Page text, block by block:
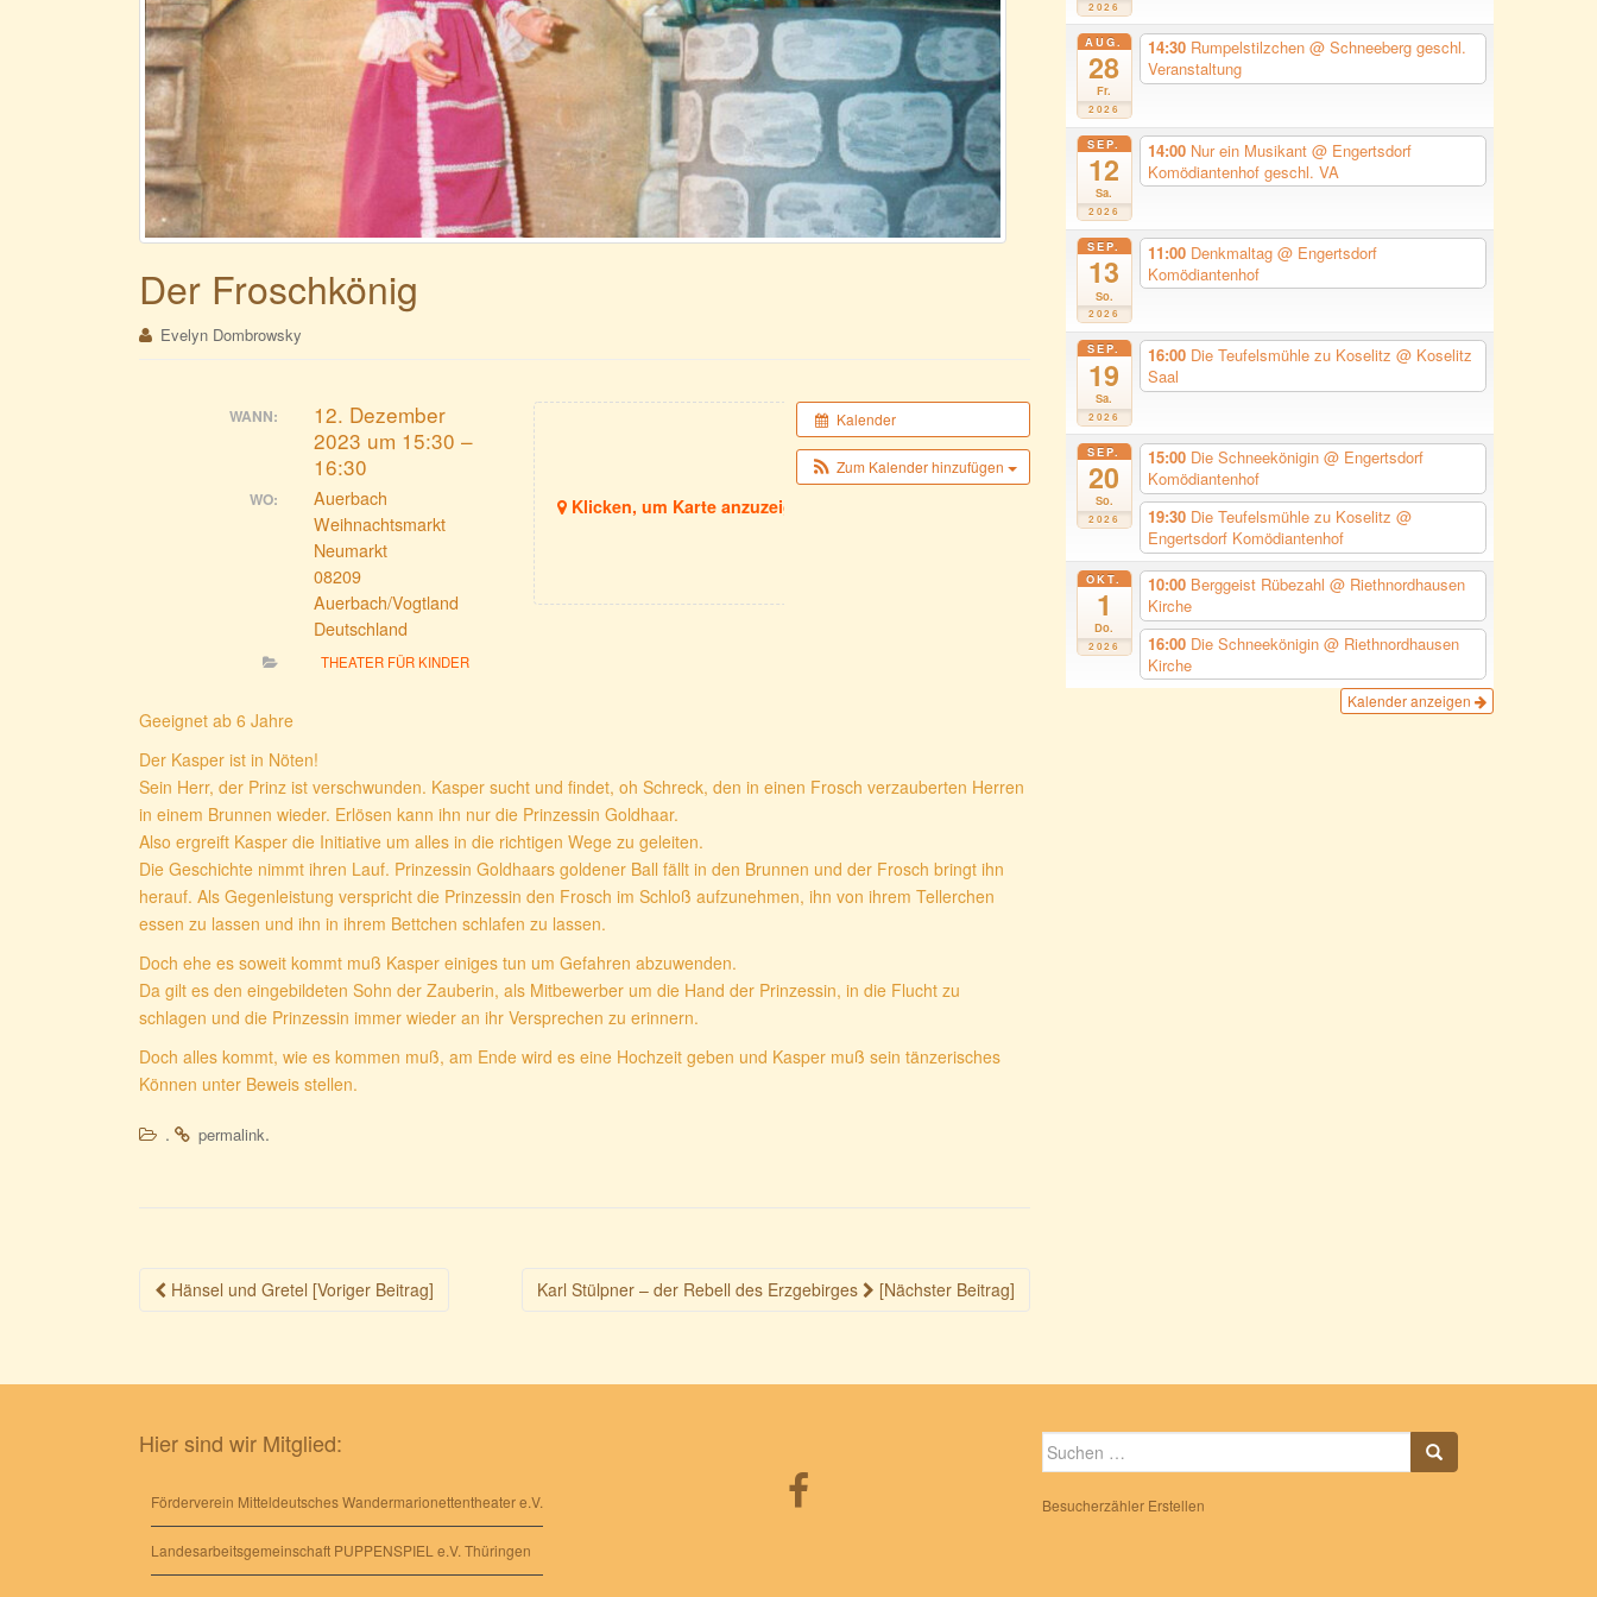
Der Froschkönig
Evelyn Dombrowsky
Kalender
Zum Kalender hinzufügen
Klicken, um Karte anzuzeigen
WANN:
12. Dezember
2023 um 15:30 –
16:30
WO:
Auerbach
Weihnachtsmarkt
Neumarkt
08209
Auerbach/Vogtland
Deutschland
THEATER FÜR KINDER
Geeignet ab 6 Jahre
Der Kasper ist in Nöten!
Sein Herr, der Prinz ist verschwunden. Kasper sucht und findet, oh Schreck, den in einen Frosch verzauberten Herren
in einem Brunnen wieder. Erlösen kann ihn nur die Prinzessin Goldhaar.
Also ergreift Kasper die Initiative um alles in die richtigen Wege zu geleiten.
Die Geschichte nimmt ihren Lauf. Prinzessin Goldhaars goldener Ball fällt in den Brunnen und der Frosch bringt ihn
herauf. Als Gegenleistung verspricht die Prinzessin den Frosch im Schloß aufzunehmen, ihn von ihrem Tellerchen
essen zu lassen und ihn in ihrem Bettchen schlafen zu lassen.
Doch ehe es soweit kommt muß Kasper einiges tun um Gefahren abzuwenden.
Da gilt es den eingebildeten Sohn der Zauberin, als Mitbewerber um die Hand der Prinzessin, in die Flucht zu
schlagen und die Prinzessin immer wieder an ihr Versprechen zu erinnern.
Doch alles kommt, wie es kommen muß, am Ende wird es eine Hochzeit geben und Kasper muß sein tänzerisches
Können unter Beweis stellen.
. permalink.
Beitragsnavigation
Hänsel und Gretel [Voriger Beitrag] Karl Stülpner – der Rebell des Erzgebirges [Nächster Beitrag]
2026
AUG.
28
Fr.
2026
14:30 Rumpelstilzchen @ Schneeberg geschl.
Veranstaltung
SEP.
12
Sa.
2026
14:00 Nur ein Musikant @ Engertsdorf
Komödiantenhof geschl. VA
SEP.
13
So.
2026
11:00 Denkmaltag @ Engertsdorf
Komödiantenhof
SEP.
19
Sa.
2026
16:00 Die Teufelsmühle zu Koselitz @ Koselitz
Saal
SEP.
20
So.
2026
15:00 Die Schneekönigin @ Engertsdorf
Komödiantenhof
19:30 Die Teufelsmühle zu Koselitz @
Engertsdorf Komödiantenhof
OKT.
1
Do.
2026
10:00 Berggeist Rübezahl @ Riethnordhausen
Kirche
16:00 Die Schneekönigin @ Riethnordhausen
Kirche
Kalender anzeigen
Hier sind wir Mitglied:
Förderverein Mitteldeutsches Wandermarionettentheater e.V.
Landesarbeitsgemeinschaft PUPPENSPIEL e.V. Thüringen
Suche
nach:
Besucherzähler Erstellen